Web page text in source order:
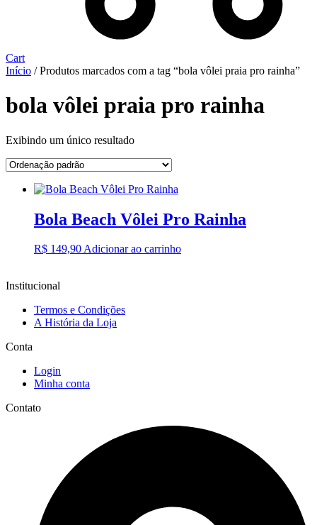
Cart
Início / Produtos marcados com a tag “bola vôlei praia pro rainha”
bola vôlei praia pro rainha
Exibindo um único resultado
Bola Beach Vôlei Pro Rainha
R$ 149,90Adicionar ao carrinho
Institucional
Termos e Condições
A História da Loja
Conta
Login
Minha conta
Contato